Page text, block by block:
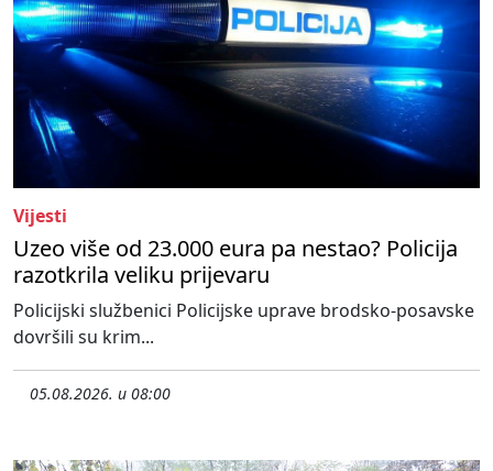
Vijesti
Uzeo više od 23.000 eura pa nestao? Policija
razotkrila veliku prijevaru
Policijski službenici Policijske uprave brodsko-posavske
dovršili su krim...
05.08.2026. u 08:00